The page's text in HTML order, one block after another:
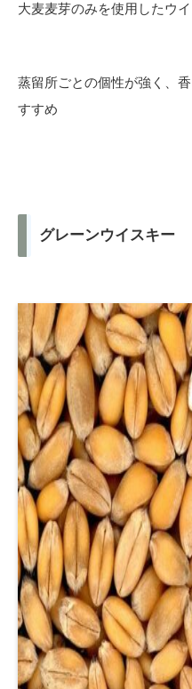
大麦麦芽のみを使用したウ
蒸留所ごとの個性が強く、
すすめ
グレーンウイスキー